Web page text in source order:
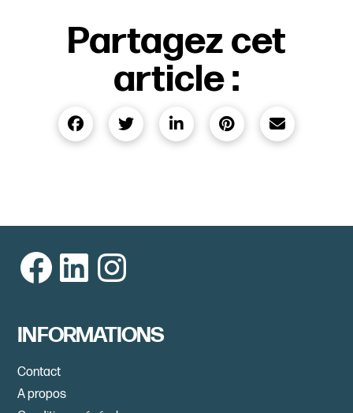
Partagez cet
article :
Facebook
LinkedIn
Instagram
INFORMATIONS
Contact
A propos